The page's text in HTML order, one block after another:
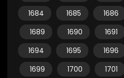
1684
1685 1686
1689
1690 1691
1694
1695 1696
1699
1700 1701